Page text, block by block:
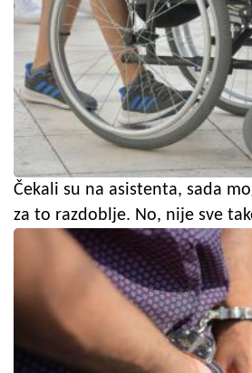
Čekali su na asistenta, sada
za to razdoblje. No, nije sve